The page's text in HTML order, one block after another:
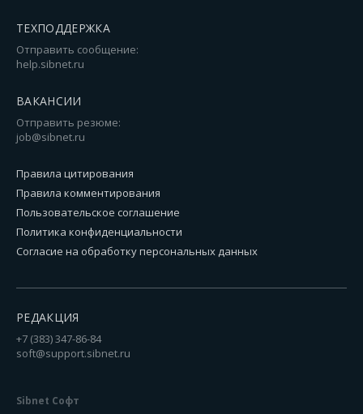
ТЕХПОДДЕРЖКА
Отправить сообщение:
help.sibnet.ru
ВАКАНСИИ
Отправить резюме:
job@sibnet.ru
Правила цитирования
Правила комментирования
Пользовательское соглашение
Политика конфиденциальности
Согласие на обработку персональных данных
РЕДАКЦИЯ
+7 (383) 347-86-84
soft@support.sibnet.ru
Sibnet Софт